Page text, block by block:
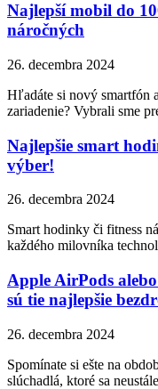
Najlepší mobil do
náročných
26. decembra 2024
Hľadáte si nový smartfón
zariadenie? Vybrali sme
Najlepšie smart
výber!
26. decembra 2024
Smart hodinky či fitness
každého milovníka
Apple AirPods
sú tie najlepšie
26. decembra 2024
Spomínate si ešte na
slúchadlá, ktoré sa neustále